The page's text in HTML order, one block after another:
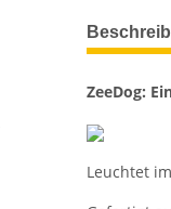
weitere
ZeeDog:
Leuchtet